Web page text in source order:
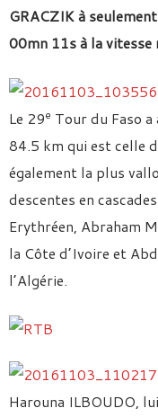
GRACZIK à
00mn 11s à la
Le 29e Tour du Faso
84.5 km qui est celle
également la plus
descentes en
Erythréen, Abraham
la Côte d’Ivoire et
l’Algérie.
Harouna ILBOUDO,